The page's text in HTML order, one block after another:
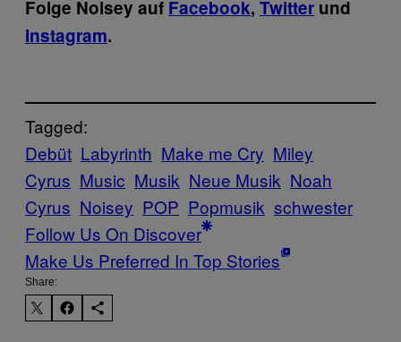
Folge Noisey auf Facebook, Twitter und
Instagram.
Tagged:
Debüt Labyrinth Make me Cry Miley
Cyrus Music Musik Neue Musik Noah
Cyrus Noisey POP Popmusik schwester
Follow Us On Discover
Make Us Preferred In Top Stories
Share: